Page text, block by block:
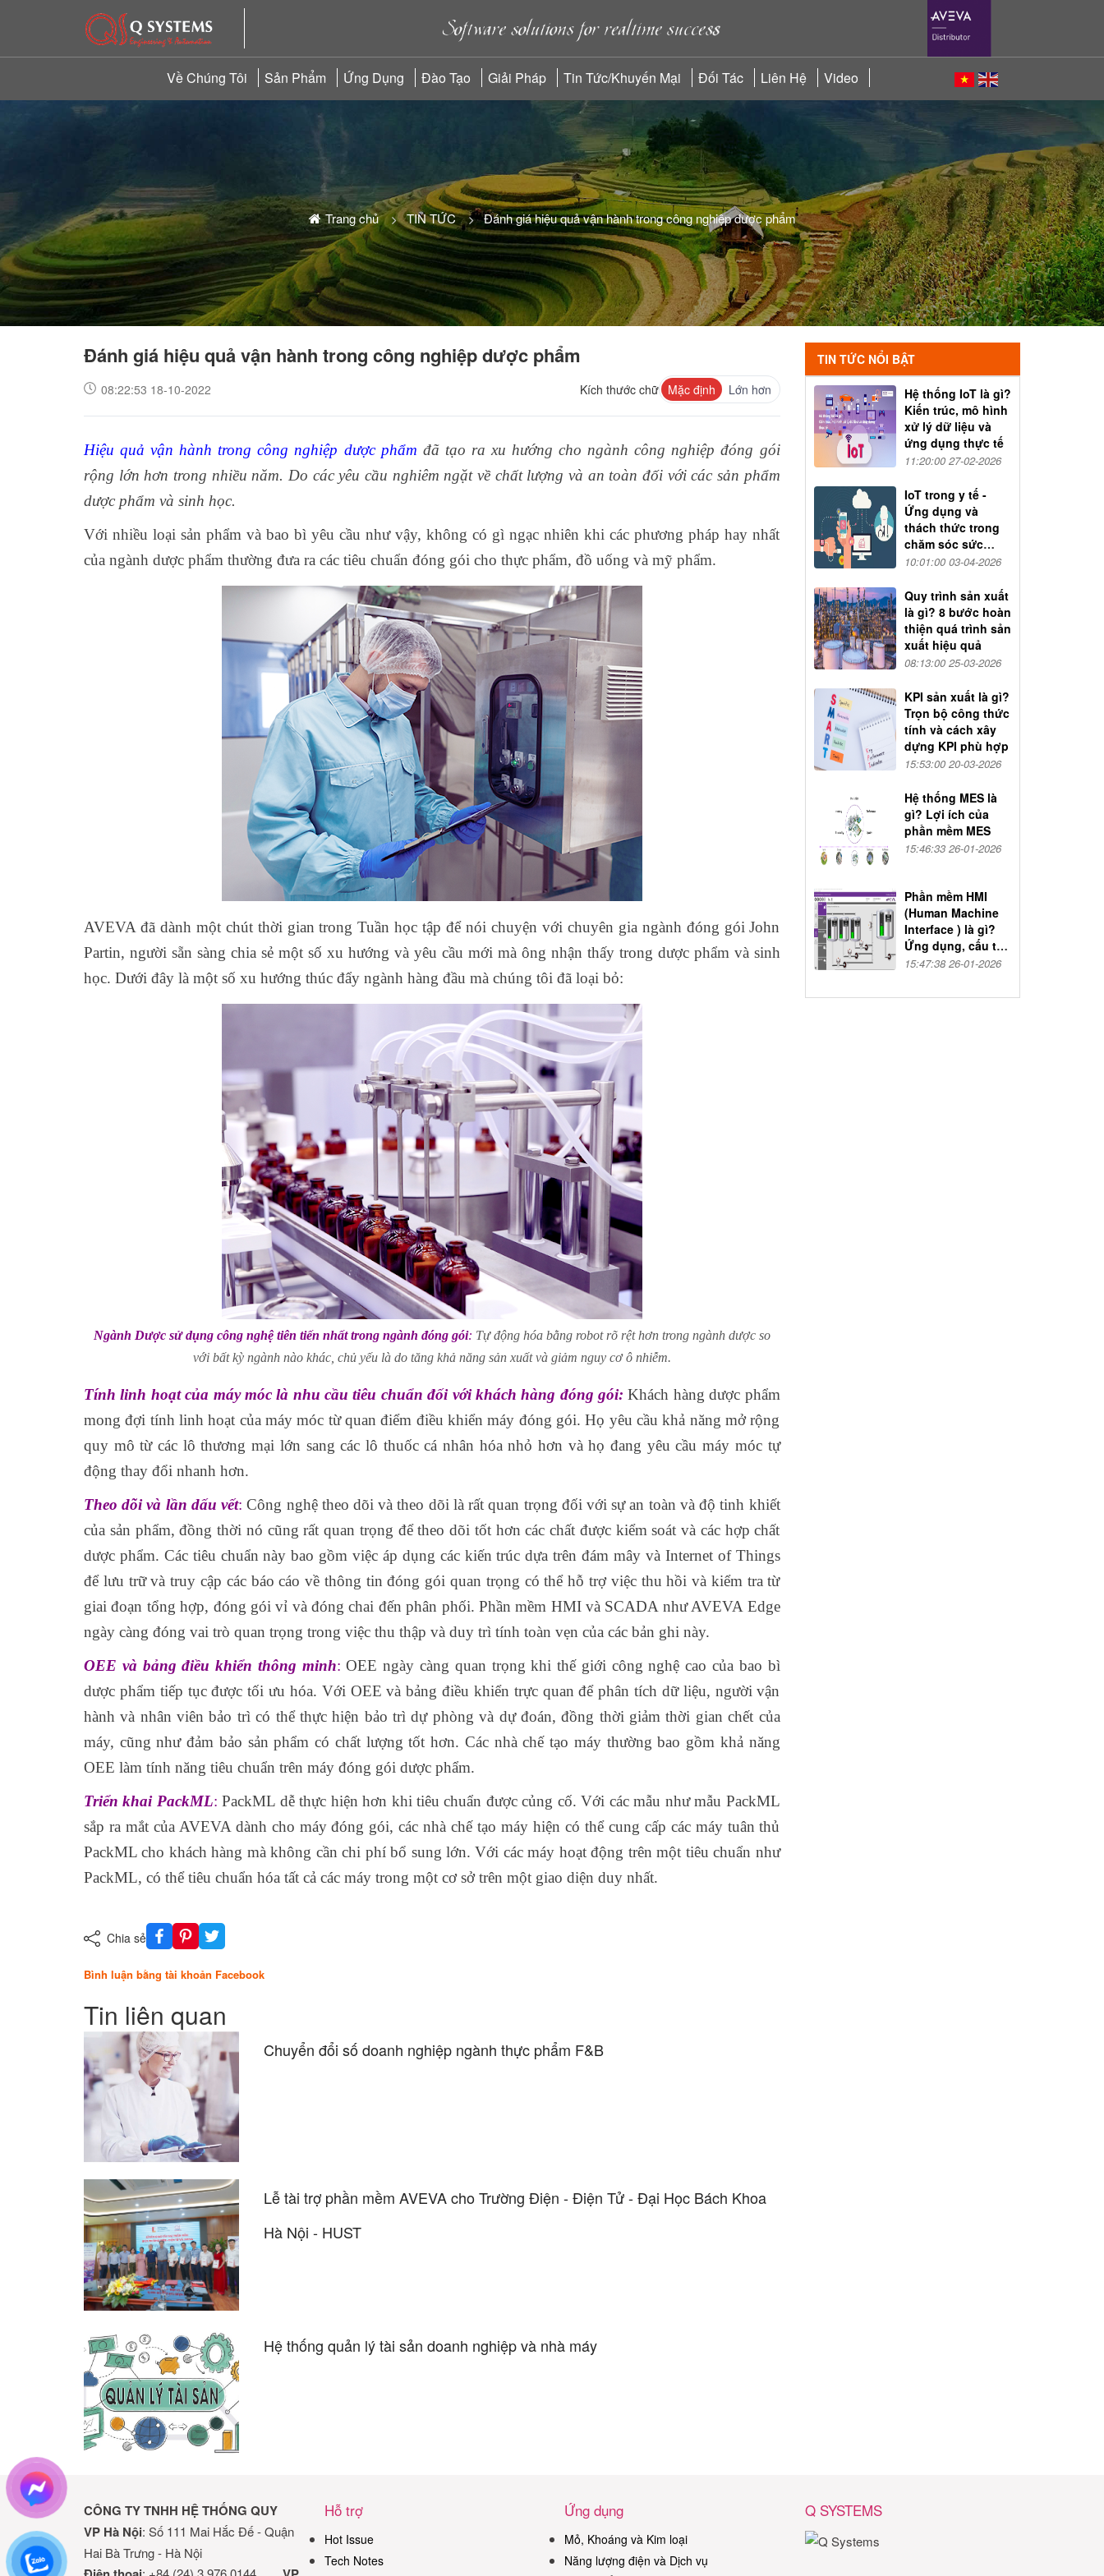
Về Chúng Tôi Sản Phẩm Ứng Dụng Đào Tạo Giải Pháp Tin Tức/Khuyến Mại Đối Tác Liên Hệ Video
Trang chủ TIN TỨC Đánh giá hiệu quả vận hành trong công nghiệp dược phẩm
Đánh giá hiệu quả vận hành trong công nghiệp dược phẩm
08:22:53 18-10-2022 Kích thước chữ Mặc định Lớn hơn
Hiệu quả vận hành trong công nghiệp dược phẩm đã tạo ra xu hướng cho ngành công nghiệp đóng gói
rộng lớn hơn trong nhiều năm. Do các yêu cầu nghiêm ngặt về chất lượng và an toàn đối với các sản phẩm
dược phẩm và sinh học.
Với nhiều loại sản phẩm và bao bì yêu cầu như vậy, không có gì ngạc nhiên khi các phương pháp hay nhất
của ngành dược phẩm thường đưa ra các tiêu chuẩn đóng gói cho thực phẩm, đồ uống và mỹ phẩm.
AVEVA đã dành một chút thời gian trong Tuần học tập để nói chuyện với chuyên gia ngành đóng gói John
Partin, người sẵn sàng chia sẻ một số xu hướng và yêu cầu mới mà ông nhận thấy trong dược phẩm và sinh
học. Dưới đây là một số xu hướng thúc đẩy ngành hàng đầu mà chúng tôi đã loại bỏ:
Ngành Dược sử dụng công nghệ tiên tiến nhất trong ngành đóng gói: Tự động hóa bằng robot rõ rệt hơn trong ngành dược so
với bất kỳ ngành nào khác, chủ yếu là do tăng khả năng sản xuất và giảm nguy cơ ô nhiễm.
Tính linh hoạt của máy móc là nhu cầu tiêu chuẩn đối với khách hàng đóng gói: Khách hàng dược phẩm
mong đợi tính linh hoạt của máy móc từ quan điểm điều khiển máy đóng gói. Họ yêu cầu khả năng mở rộng
quy mô từ các lô thương mại lớn sang các lô thuốc cá nhân hóa nhỏ hơn và họ đang yêu cầu máy móc tự
động thay đổi nhanh hơn.
Theo dõi và lần dấu vết: Công nghệ theo dõi và theo dõi là rất quan trọng đối với sự an toàn và độ tinh khiết
của sản phẩm, đồng thời nó cũng rất quan trọng để theo dõi tốt hơn các chất được kiểm soát và các hợp chất
dược phẩm. Các tiêu chuẩn này bao gồm việc áp dụng các kiến ​​trúc dựa trên đám mây và Internet of Things
để lưu trữ và truy cập các báo cáo về thông tin đóng gói quan trọng có thể hỗ trợ việc thu hồi và kiểm tra từ
giai đoạn tổng hợp, đóng gói vỉ và đóng chai đến phân phối. Phần mềm HMI và SCADA như AVEVA Edge
ngày càng đóng vai trò quan trọng trong việc thu thập và duy trì tính toàn vẹn của các bản ghi này.
OEE và bảng điều khiển thông minh:OEE ngày càng quan trọng khi thế giới công nghệ cao của bao bì
dược phẩm tiếp tục được tối ưu hóa. Với OEE và bảng điều khiển trực quan để phân tích dữ liệu, người vận
hành và nhân viên bảo trì có thể thực hiện bảo trì dự phòng và dự đoán, đồng thời giảm thời gian chết của
máy, cũng như đảm bảo sản phẩm có chất lượng tốt hơn. Các nhà chế tạo máy thường bao gồm khả năng
OEE làm tính năng tiêu chuẩn trên máy đóng gói dược phẩm.
Triển khai PackML: PackML dễ thực hiện hơn khi tiêu chuẩn được củng cố. Với các mẫu như mẫu PackML
sắp ra mắt của AVEVA dành cho máy đóng gói, các nhà chế tạo máy hiện có thể cung cấp các máy tuân thủ
PackML cho khách hàng mà không cần chi phí bổ sung lớn. Với các máy hoạt động trên một tiêu chuẩn như
PackML, có thể tiêu chuẩn hóa tất cả các máy trong một cơ sở trên một giao diện duy nhất.
Chia sẻ
Bình luận bằng tài khoản Facebook
Tin liên quan
Chuyển đổi số doanh nghiệp ngành thực phẩm F&B
Lễ tài trợ phần mềm AVEVA cho Trường Điện - Điện Tử - Đại Học Bách Khoa
Hà Nội - HUST
Hệ thống quản lý tài sản doanh nghiệp và nhà máy
TIN TỨC NỔI BẬT
Hệ thống IoT là gì?
Kiến trúc, mô hình
xử lý dữ liệu và
ứng dụng thực tế
11:20:00 27-02-2026
IoT trong y tế -
Ứng dụng và
thách thức trong
chăm sóc sức
khỏe
10:01:00 03-04-2026
Quy trình sản xuất
là gì? 8 bước hoàn
thiện quá trình sản
xuất hiệu quả
08:13:00 25-03-2026
KPI sản xuất là gì?
Trọn bộ công thức
tính và cách xây
dựng KPI phù hợp
15:53:00 20-03-2026
Hệ thống MES là
gì? Lợi ích của
phần mềm MES
15:46:33 26-01-2026
Phần mềm HMI
(Human Machine
Interface ) là gì?
Ứng dụng, cấu tạo
và nguyên lý hoạt
15:47:38 26-01-2026
CÔNG TY TNHH HỆ THỐNG QUY
VP Hà Nội: Số 111 Mai Hắc Đế - Quận
Hai Bà Trưng - Hà Nội
Hỗ trợ
Hot Issue
Tech Notes
Ứng dụng
Mỏ, Khoáng và Kim loại
Năng lượng điện và Dịch vụ
Q SYSTEMS